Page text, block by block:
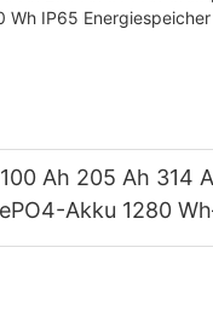
Ah 205 Ah 314
Akku 1280